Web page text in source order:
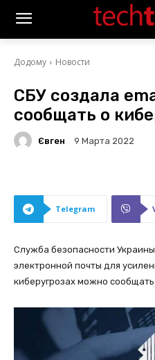
Додому Новости
СБУ создала
сообщать о
Євген 9 Марта 2022
Telegram
Служба безопасности
электронной почты для
киберугрозах можно